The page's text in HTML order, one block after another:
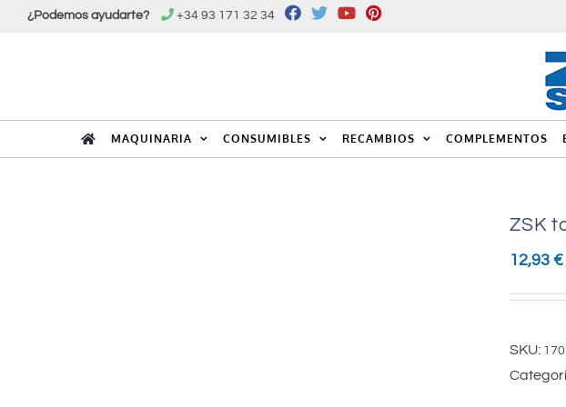
Saltar¿Podemos ayudarte? +34 93 171 32 34
MAQUINARIA CONSUMIBLES RECAMBIOS COMPLEMENTOS
ZSK
12,93 €
SKU: